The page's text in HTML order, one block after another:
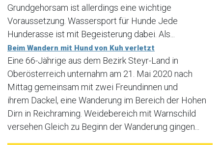
Grundgehorsam ist allerdings eine wichtige
Voraussetzung. Wassersport für Hunde Jede
Hunderasse ist mit Begeisterung dabei. Als...
Beim Wandern mit Hund von Kuh verletzt
Eine 66-Jährige aus dem Bezirk Steyr-Land in
Oberösterreich unternahm am 21. Mai 2020 nach
Mittag gemeinsam mit zwei Freundinnen und
ihrem Dackel, eine Wanderung im Bereich der Hohen
Dirn in Reichraming. Weidebereich mit Warnschild
versehen Gleich zu Beginn der Wanderung gingen...